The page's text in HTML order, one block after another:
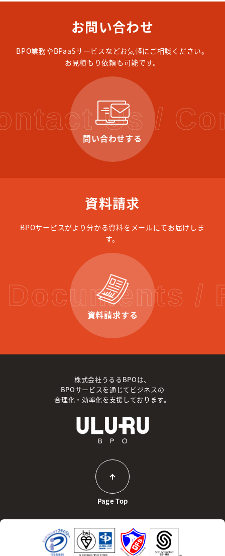
お問い合わせ
BPO業務やBPaaSサービスなどお気軽にご相談ください。
お見積もり依頼も可能です。
Us /
問い合わせする
資料請求
BPOサービスがより分かる資料をメールにてお届けしま
す。
/
資料請求する
株式会社うるるBPOは、
BPOサービスを通じてビジネスの
合理化・効率化を支援しております。
Page Top